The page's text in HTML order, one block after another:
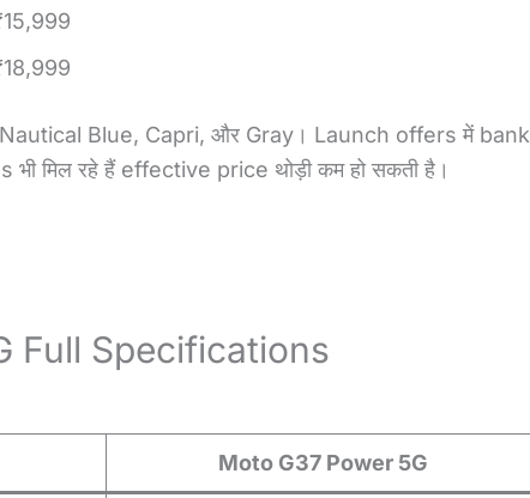
Blue, Capri, और Gray। Launch offers में bank
मिल रहे हैं effective price थोड़ी कम हो सकती है।
Full Specifications
Moto G37 Power 5G